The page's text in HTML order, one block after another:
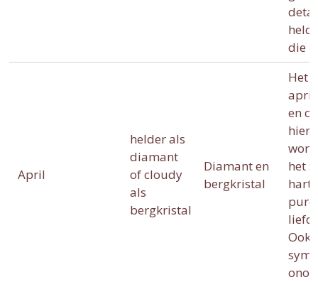
die
April
helder als
diamant
of cloudy
als
bergkristal
Diamant en
bergkristal
Het
april
en
het
Ook